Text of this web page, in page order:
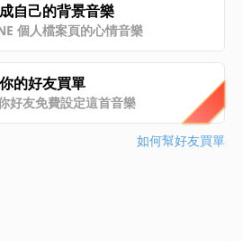
自己的背景音樂
個人檔案頁的心情音樂
的好友買單
好友免費設定這首音樂
如何幫好友買單